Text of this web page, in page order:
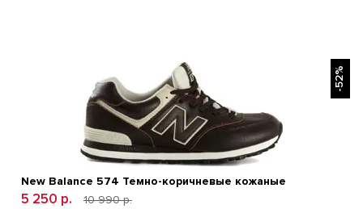
-52%
New Balance 574 Темно-коричневые кожаные
5 250 р.
10 990 р.